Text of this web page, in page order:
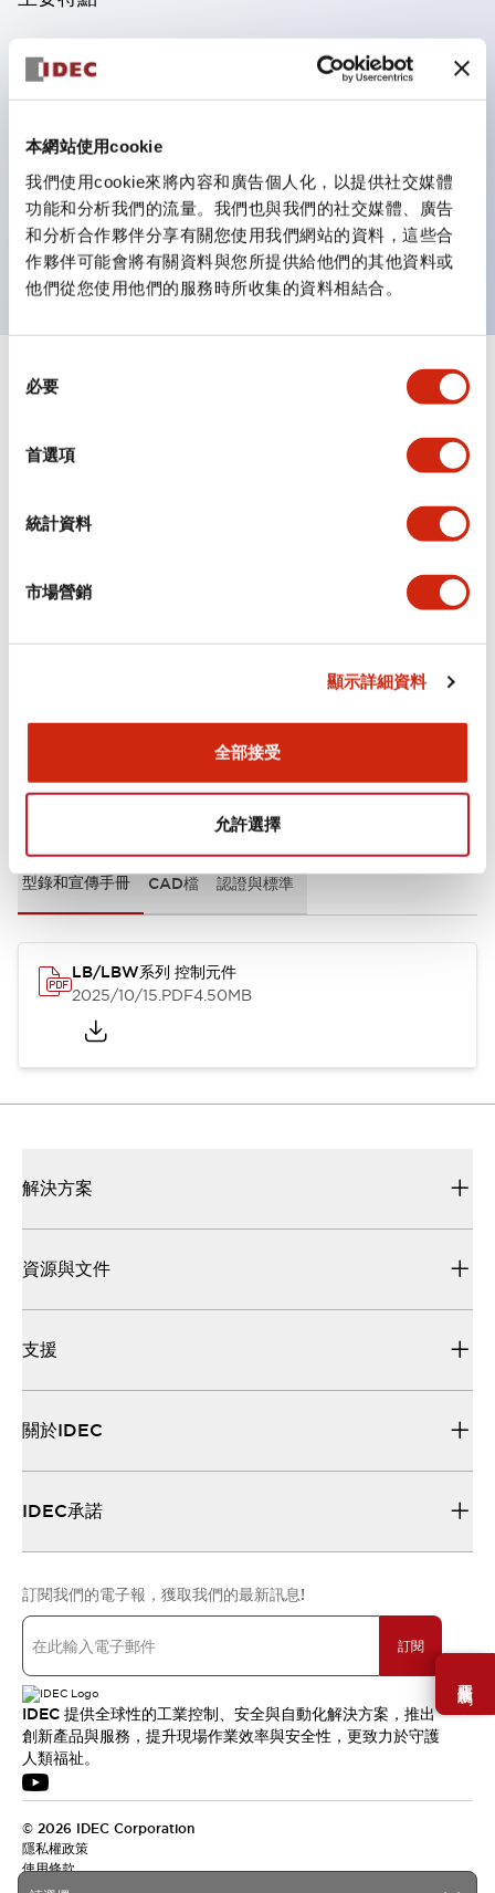
本網站使用cookie
我們使用cookie來將內容和廣告個人化，以提供社交媒體
功能和分析我們的流量。我們也與我們的社交媒體、廣告
和分析合作夥伴分享有關您使用我們網站的資料，這些合
作夥伴可能會將有關資料與您所提供給他們的其他資料或
他們從您使用他們的服務時所收集的資料相結合。
必要
首選項
統計資料
市場營銷
顯示詳細資料
全部接受
允許選擇
需要幫助嗎？
操作面板的凹凸減少，呈現銳利感。
支援分離型／單板式
優秀的防水性能。保護結構IP65
按鈕開關、選擇開關、帶鎖選擇開關最多3c接點。
邊框顏色有黑色與金屬色兩種。
LED照明帶來明亮且清晰的照明面
規格 顯示全部 +
文件和檔案
型錄和宣傳手冊 CAD檔 認證與標準
LB/LBW系列 控制元件
2025/10/15.PDF4.50MB
解決方案
資源與文件
支援
關於IDEC
IDEC承諾
訂閱我們的電子報，獲取我們的最新訊息!
訂閱
IDEC 提供全球性的工業控制、安全與自動化解決方案，推出
創新產品與服務，提升現場作業效率與安全性，更致力於守護
人類福祉。
© 2026 IDEC Corporation
隱私權政策
使用條款